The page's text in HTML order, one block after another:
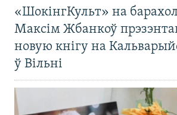
«ШокінгКульт» на
Максім Жбанкоў
новую кнігу на
ў Вільні